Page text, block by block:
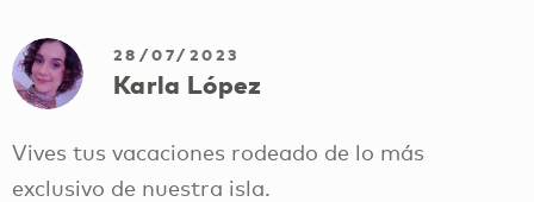
28/07/2023
Karla López
Vives tus vacaciones rodeado de lo más
exclusivo de nuestra isla.